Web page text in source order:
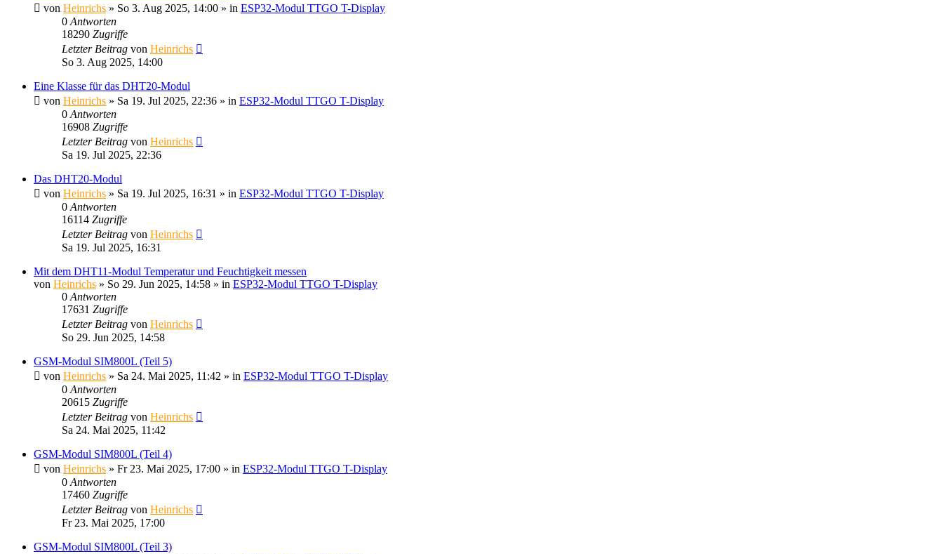
von Heinrichs » So 3. Aug 2025, 14:00 » in ESP32-Modul TTGO T-Display
0 Antworten
18290 Zugriffe
Letzter Beitrag von Heinrichs
So 3. Aug 2025, 14:00
Eine Klasse für das DHT20-Modul
von Heinrichs » Sa 19. Jul 2025, 22:36 » in ESP32-Modul TTGO T-Display
0 Antworten
16908 Zugriffe
Letzter Beitrag von Heinrichs
Sa 19. Jul 2025, 22:36
Das DHT20-Modul
von Heinrichs » Sa 19. Jul 2025, 16:31 » in ESP32-Modul TTGO T-Display
0 Antworten
16114 Zugriffe
Letzter Beitrag von Heinrichs
Sa 19. Jul 2025, 16:31
Mit dem DHT11-Modul Temperatur und Feuchtigkeit messen
von Heinrichs » So 29. Jun 2025, 14:58 » in ESP32-Modul TTGO T-Display
0 Antworten
17631 Zugriffe
Letzter Beitrag von Heinrichs
So 29. Jun 2025, 14:58
GSM-Modul SIM800L (Teil 5)
von Heinrichs » Sa 24. Mai 2025, 11:42 » in ESP32-Modul TTGO T-Display
0 Antworten
20615 Zugriffe
Letzter Beitrag von Heinrichs
Sa 24. Mai 2025, 11:42
GSM-Modul SIM800L (Teil 4)
von Heinrichs » Fr 23. Mai 2025, 17:00 » in ESP32-Modul TTGO T-Display
0 Antworten
17460 Zugriffe
Letzter Beitrag von Heinrichs
Fr 23. Mai 2025, 17:00
GSM-Modul SIM800L (Teil 3)